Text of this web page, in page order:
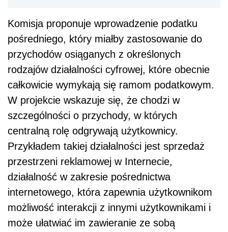
Komisja proponuje wprowadzenie podatku
pośredniego, który miałby zastosowanie do
przychodów osiąganych z określonych
rodzajów działalności cyfrowej, które obecnie
całkowicie wymykają się ramom podatkowym.
W projekcie wskazuje się, że chodzi w
szczególności o przychody, w których
centralną rolę odgrywają użytkownicy.
Przykładem takiej działalności jest sprzedaż
przestrzeni reklamowej w Internecie,
działalność w zakresie pośrednictwa
internetowego, która zapewnia użytkownikom
możliwość interakcji z innymi użytkownikami i
może ułatwiać im zawieranie ze sobą